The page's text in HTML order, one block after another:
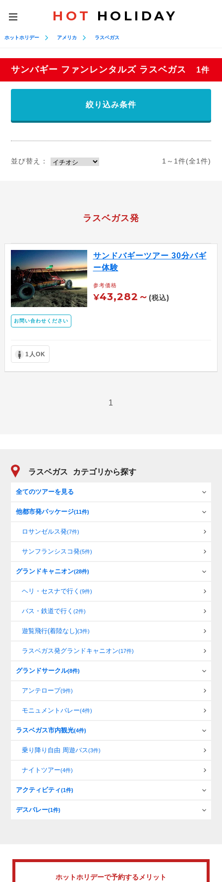
toggle
navigation
HOT HOLIDAY
ホットホリデー アメリカ ラスベガス
サンバギー ファンレンタルズ ラスベガス 1件
絞り込み条件
並び替え： 1～1件(全1件)
ラスベガス発
お問い合わせください
サンドバギーツアー 30分バギ
ー体験
参考価格
¥43,282～ (税込)
1人OK
1
ラスベガス カテゴリから探す
全てのツアーを見る
他都市発パッケージ(11件)
ロサンゼルス発(7件)
サンフランシスコ発(5件)
グランドキャニオン(28件)
ヘリ・セスナで行く(9件)
バス・鉄道で行く(2件)
遊覧飛行(着陸なし)(3件)
ラスベガス発グランドキャニオン(17件)
グランドサークル(8件)
アンテロープ(9件)
モニュメントバレー(4件)
ラスベガス市内観光(4件)
乗り降り自由 周遊バス(3件)
ナイトツアー(4件)
アクティビティ(1件)
デスバレー(1件)
ホットホリデーで予約するメリット